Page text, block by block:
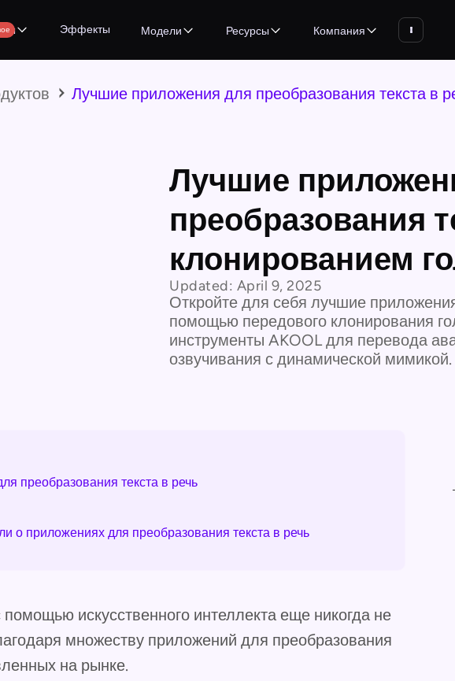
Эффекты Модели Ресурсы Компания
Лучшие приложения для преобразования текста в
Лучшие
преобразования
клонированием
Updated: April 9, 2025
Откройте для себя лучшие
помощью передового клонирования
инструменты AKOOL для перевода
озвучивания с динамической мимикой.
преобразования текста в речь
о приложениях для преобразования текста в речь
искусственного интеллекта еще никогда не
множеству приложений для преобразования
на рынке.